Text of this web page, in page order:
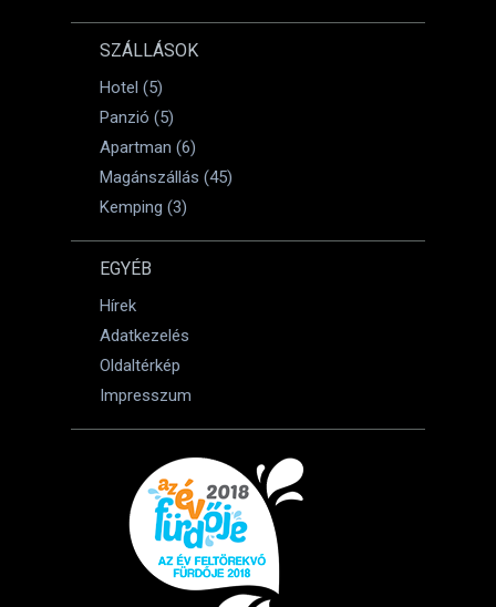
SZÁLLÁSOK
Hotel (5)
Panzió (5)
Apartman (6)
Magánszállás (45)
Kemping (3)
EGYÉB
Hírek
Adatkezelés
Oldaltérkép
Impresszum